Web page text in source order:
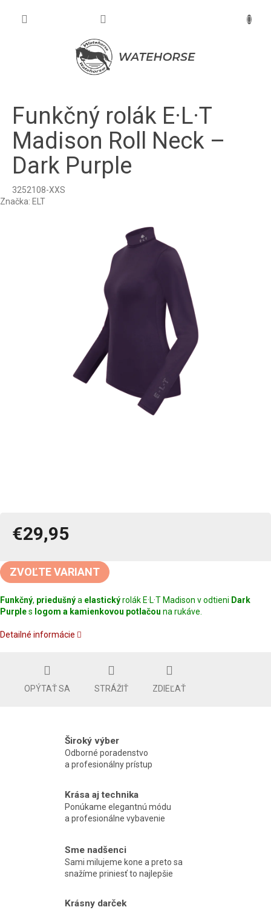
Funkčný rolák E·L·T
Madison Roll Neck –
Dark Purple
3252108-XXS
Značka: ELT
€29,95
cena:
ZVOĽTE VARIANT
Funkčný, priedušnýa elastickýrolák E·L·T Madison v odtieni Dark
Purples logom a kamienkovou potlačou na rukáve.
Detailné informácie
OPÝTAŤ SA STRÁŽIŤ ZDIEĽAŤ
Široký výber
Odborné poradenstvo
a profesionálny prístup
Krása aj technika
Ponúkame elegantnú módu
a profesionálne vybavenie
Sme nadšenci
Sami milujeme kone a preto sa
snažíme priniesť to najlepšie
Krásny darček